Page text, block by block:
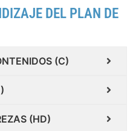
DEL PLAN DE
(C)
(HD)